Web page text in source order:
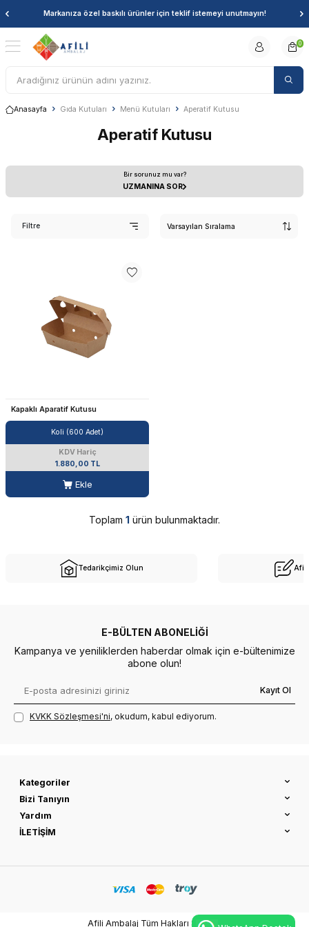
Markanıza özel baskılı ürünler için teklif istemeyi unutmayın!
0
Anasayfa Gıda Kutuları Menü Kutuları Aperatif Kutusu
Aperatif Kutusu
Bir sorunuz mu var?
UZMANINA SOR
Filtre
Kapaklı Aparatif Kutusu
Koli (600 Adet)
KDV Hariç
1.880,00 TL
Ekle
Toplam 1 ürün bulunmaktadır.
Tedarikçimiz Olun
E-BÜLTEN ABONELIĞI
Kampanya ve yeniliklerden haberdar olmak için e-bültenimize
abone olun!
Kayıt Ol
KVKK Sözleşmesi'ni, okudum, kabul ediyorum.
Kategoriler
Bizi Tanıyın
Yardım
İLETİŞİM
Afili Ambalaj Tüm Hakları Saklıdır